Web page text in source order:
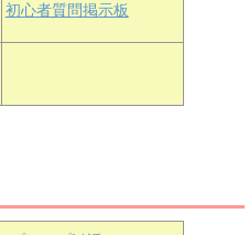
エマ・ヴェルデ
初心者質問掲示板